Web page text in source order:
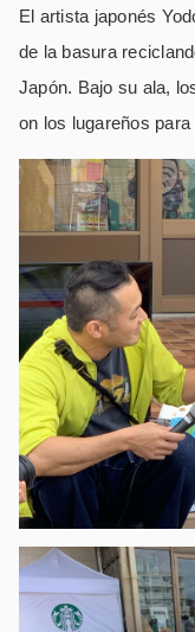
El artista japonés
de la basura
Japón. Bajo su ala,
on los lugareños para